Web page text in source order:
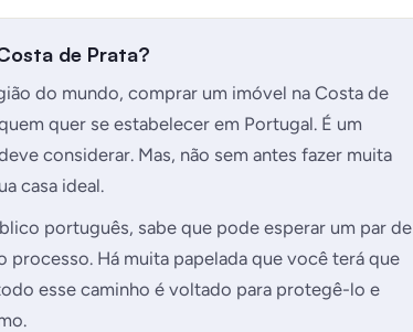
de Prata?
do mundo, comprar um imóvel na Costa de
quer se estabelecer em Portugal. É um
considerar. Mas, não sem antes fazer muita
casa ideal.
português, sabe que pode esperar um par de
Há muita papelada que você terá que
esse caminho é voltado para protegê-lo e